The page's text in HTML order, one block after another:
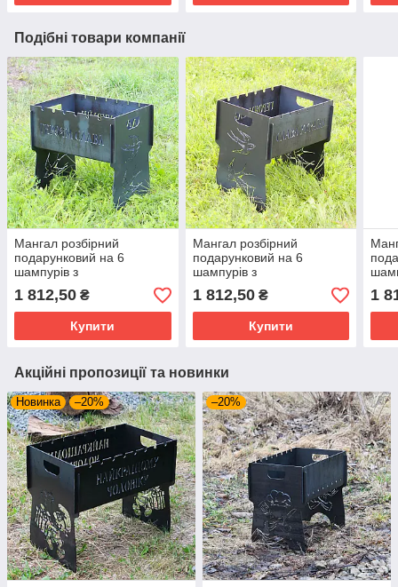
Подібні товари компанії
Мангал розбірний
подарунковий на 6
шампурів з
індивідуальним написом -
Героям Слава! Розмір –
380х300х440 мм
1 812,50 ₴
Купити
Мангал розбірний
подарунковий на 6
шампурів з
індивідуальним написом -
Слава Україні! Розмір –
380х300х440 мм
1 812,50₴
Купити
1
Акційні пропозиції та новинки
Новинка –20% –20%